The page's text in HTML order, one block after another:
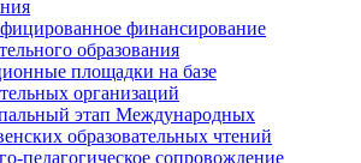
финансирование
образования
площадки на базе
организаций
этап Международных
образовательных чтений
педагогическое сопровождение